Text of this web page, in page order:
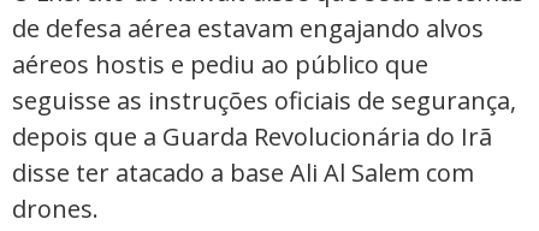
de defesa aérea estavam engajando alvos
aéreos hostis e pediu ao público que
seguisse as instruções oficiais de segurança,
depois que a Guarda Revolucionária do Irã
disse ter atacado a base Ali Al Salem com
drones.